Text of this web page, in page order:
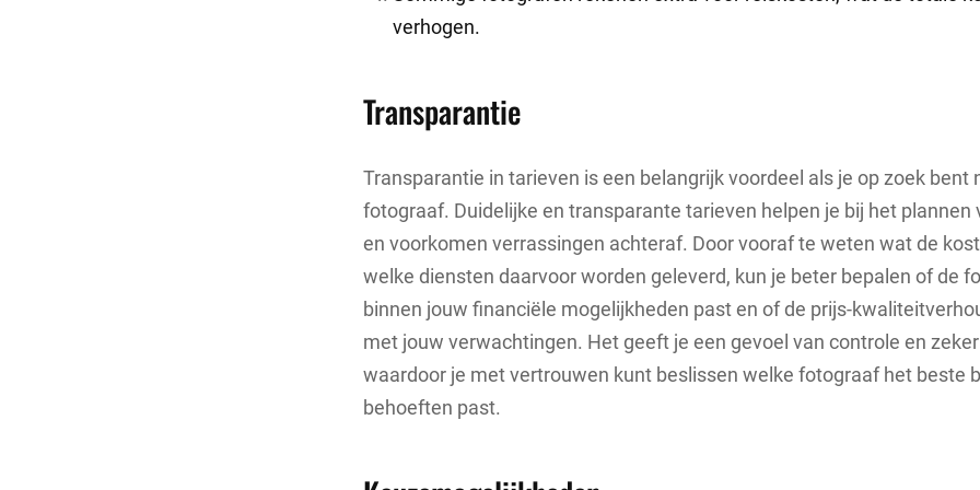
verhogen.
Transparantie
Transparantie in tarieven is een belangrijk voordeel als je op zoek bent
fotograaf. Duidelijke en transparante tarieven helpen je bij het plannen
en voorkomen verrassingen achteraf. Door vooraf te weten wat de
welke diensten daarvoor worden geleverd, kun je beter bepalen of de
binnen jouw financiële mogelijkheden past en of de prijs-
met jouw verwachtingen. Het geeft je een gevoel van controle en
waardoor je met vertrouwen kunt beslissen welke fotograaf het beste
behoeften past.